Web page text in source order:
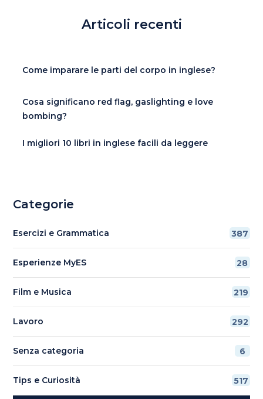
Articoli recenti
Come imparare le parti del corpo in inglese?
Cosa significano red flag, gaslighting e love
bombing?
I migliori 10 libri in inglese facili da leggere
Categorie
Esercizi e Grammatica 387
Esperienze MyES 28
Film e Musica 219
Lavoro 292
Senza categoria 6
Tips e Curiosità 517